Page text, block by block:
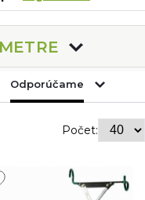
Odporúčame
Počet: